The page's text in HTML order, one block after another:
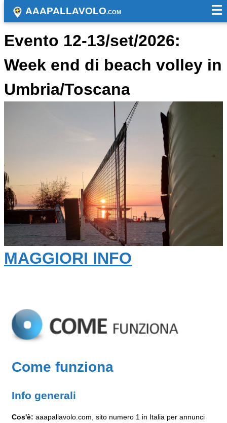
AAAPALLAVOLO.COM
Evento 12-13/set/2026:
Week end di beach volley in
Umbria/Toscana
MAGGIORI INFO
Come funziona
Info generali
Cos'è: aaapallavolo.com, sito numero 1 in Italia per annunci